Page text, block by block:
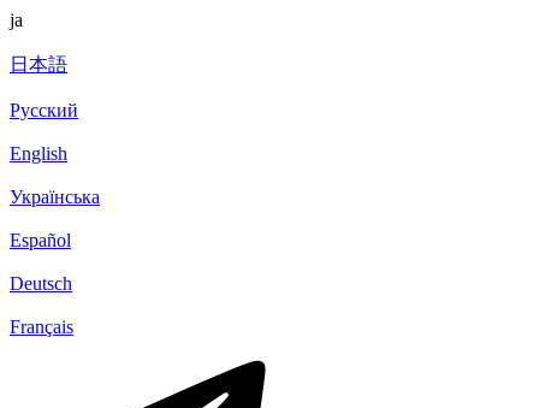
ja
日本語
Русский
English
Українська
Español
Deutsch
Français